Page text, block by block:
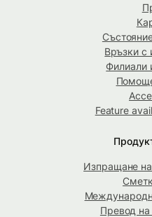
Връзки с
Филиали
Feature
Изпращане
Превод